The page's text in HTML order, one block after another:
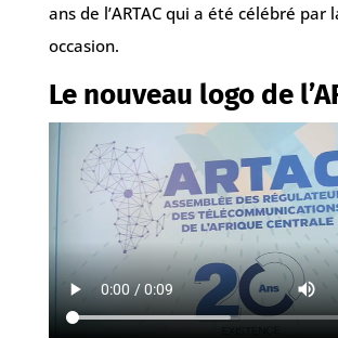
ans de l’ARTAC qui a été célébré par
occasion.
Le nouveau logo de